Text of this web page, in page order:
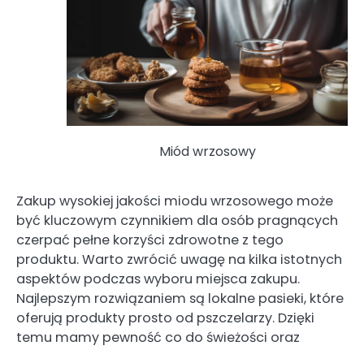
Miód wrzosowy
Zakup wysokiej jakości miodu wrzosowego może
być kluczowym czynnikiem dla osób pragnących
czerpać pełne korzyści zdrowotne z tego
produktu. Warto zwrócić uwagę na kilka istotnych
aspektów podczas wyboru miejsca zakupu.
Najlepszym rozwiązaniem są lokalne pasieki, które
oferują produkty prosto od pszczelarzy. Dzięki
temu mamy pewność co do świeżości oraz